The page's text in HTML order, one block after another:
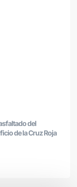
del
de la Cruz Roja